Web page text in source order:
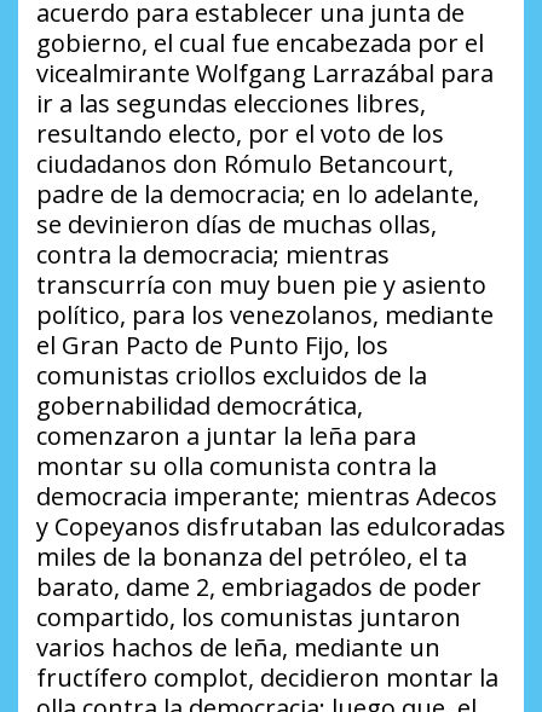
acuerdo para establecer una junta de
gobierno, el cual fue encabezada por el
vicealmirante Wolfgang Larrazábal para
ir a las segundas elecciones libres,
resultando electo, por el voto de los
ciudadanos don Rómulo Betancourt,
padre de la democracia; en lo adelante,
se devinieron días de muchas ollas,
contra la democracia; mientras
transcurría con muy buen pie y asiento
político, para los venezolanos, mediante
el Gran Pacto de Punto Fijo, los
comunistas criollos excluidos de la
gobernabilidad democrática,
comenzaron a juntar la leña para
montar su olla comunista contra la
democracia imperante; mientras Adecos
y Copeyanos disfrutaban las edulcoradas
miles de la bonanza del petróleo, el ta
barato, dame 2, embriagados de poder
compartido, los comunistas juntaron
varios hachos de leña, mediante un
fructífero complot, decidieron montar la